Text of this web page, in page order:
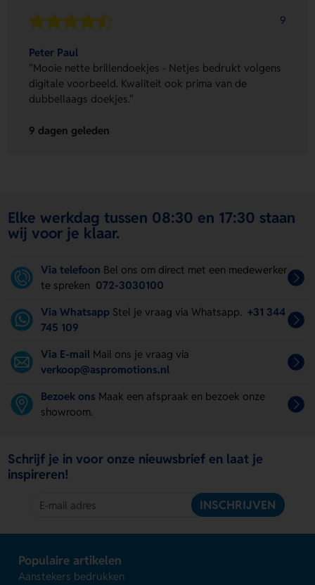
9
Peter Paul
"Mooie nette brillendoekjes - Netjes bedrukt volgens
digitale voorbeeld. Kwaliteit ook prima van de
dubbellaags doekjes."
9 dagen geleden
Elke werkdag tussen 08:30 en 17:30 staan
wij voor je klaar.
Via telefoon Bel ons om direct met een medewerker
te spreken 072-3030100
Via Whatsapp Stel je vraag via Whatsapp. +31 344
745 109
Via E-mail Mail ons je vraag via
verkoop@aspromotions.nl
Bezoek ons Maak een afspraak en bezoek onze
showroom.
Schrijf je in voor onze nieuwsbrief en laat je
inspireren!
INSCHRIJVEN
Populaire artikelen
Aanstekers bedrukken